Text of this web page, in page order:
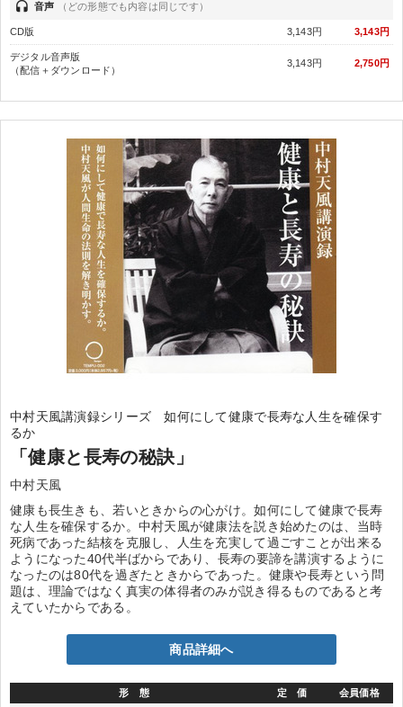
headset 音声 （どの形態でも内容は同じです）
CD版 3,143円 3,143円
デジタル音声版
（配信＋ダウンロード）
3,143円 2,750円
中村天風講演録シリーズ 如何にして健康で長寿な人生を確保す
るか
「健康と長寿の秘訣」
中村天風
健康も長生きも、若いときからの心がけ。如何にして健康で長寿
な人生を確保するか。中村天風が健康法を説き始めたのは、当時
死病であった結核を克服し、人生を充実して過ごすことが出来る
ようになった40代半ばからであり、長寿の要諦を講演するように
なったのは80代を過ぎたときからであった。健康や長寿という問
題は、理論ではなく真実の体得者のみが説き得るものであると考
えていたからである。
商品詳細へ
形 態 定 価 会員価格